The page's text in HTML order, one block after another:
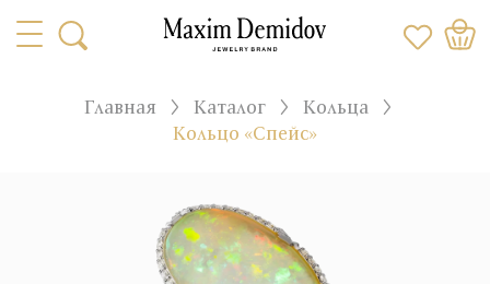
Главная Каталог
Кольца
Кольцо «Спейс»